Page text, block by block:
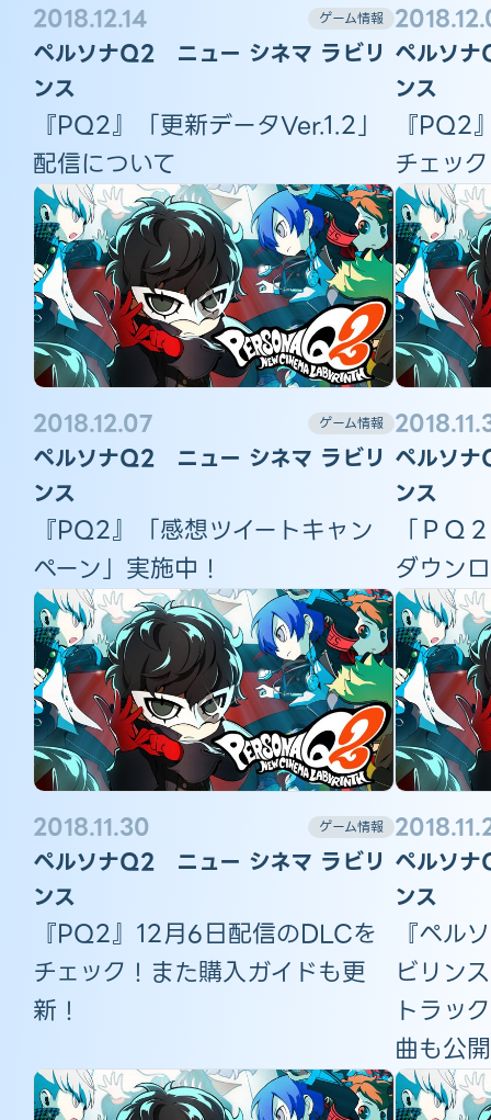
2018.12.14 ゲーム情報
ペルソナQ2 ニュー シネマ ラビリ
ンス
『PQ2』「更新データVer.1.2」
配信について
ペルソ
ンス
『PQ2
チェッ
2018.12.07 ゲーム情報
ペルソナQ2 ニュー シネマ ラビリ
ンス
『PQ2』「感想ツイートキャン
ペーン」実施中！
ペルソ
ンス
「ＰＱ
ダウン
2018.11.30 ゲーム情報
ペルソナQ2 ニュー シネマ ラビリ
ンス
『PQ2』12月6日配信のDLCを
チェック！また購入ガイドも更
新！
ペルソ
ンス
『ペル
ビリン
トラッ
曲も公